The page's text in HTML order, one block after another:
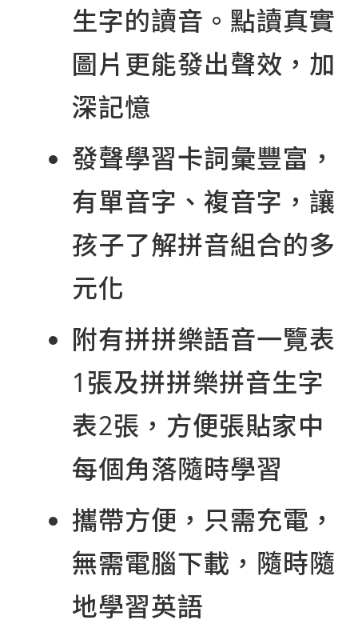
生字的讀音。點讀真實
圖片更能發出聲效，加
深記憶
發聲學習卡詞彙豐富，
有單音字、複音字，讓
孩子了解拼音組合的多
元化
附有拼拼樂語音一覽表
1張及拼拼樂拼音生字
表2張，方便張貼家中
每個角落隨時學習
攜帶方便，只需充電，
無需電腦下載，隨時隨
地學習英語